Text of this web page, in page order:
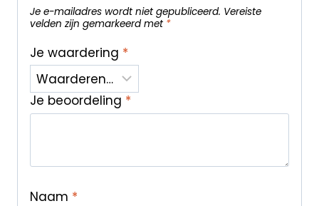
Je e-mailadres wordt niet gepubliceerd. Vereiste
velden zijn gemarkeerd met *
Je waardering *
Je beoordeling *
Naam *